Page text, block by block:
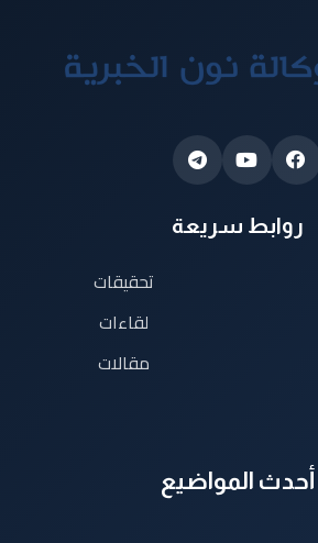
روابط سريعة
تحقيقات
لقاءات
مقالات
أحدث المواضيع